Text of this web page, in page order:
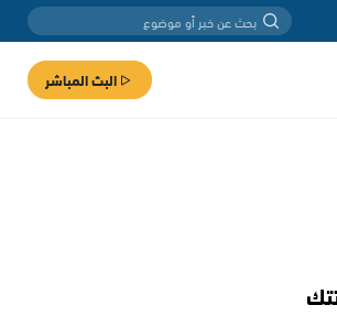
البث المباشر